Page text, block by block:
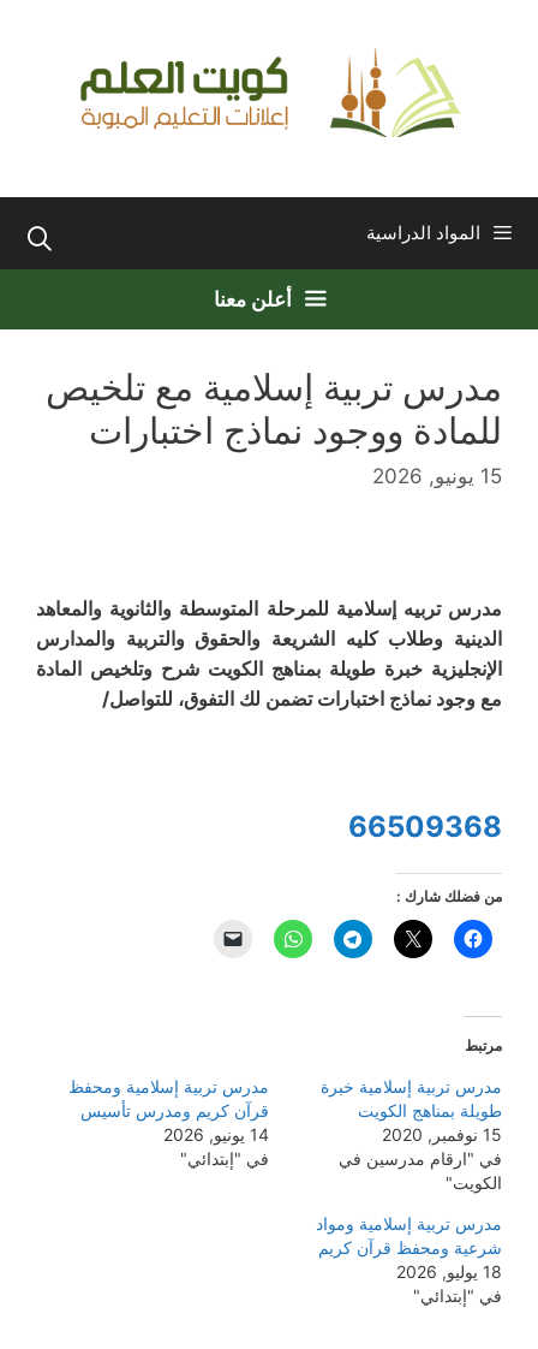
المواد الدراسية
أعلن معنا
مدرس تربية إسلامية مع تلخيص
للمادة ووجود نماذج اختبارات
15 يونيو, 2026
مدرس تربيه إسلامية للمرحلة المتوسطة والثانوية والمعاهد
الدينية وطلاب كليه الشريعة والحقوق والتربية والمدارس
الإنجليزية خبرة طويلة بمناهج الكويت شرح وتلخيص المادة
مع وجود نماذج اختبارات تضمن لك التفوق، للتواصل/
66509368
من فضلك شارك :
مرتبط
مدرس تربية إسلامية خبرة
طويلة بمناهج الكويت
15 نوفمبر, 2020
في "ارقام مدرسين في
الكويت"
مدرس تربية إسلامية ومحفظ
قرآن كريم ومدرس تأسيس
14 يونيو, 2026
في "إبتدائي"
مدرس تربية إسلامية ومواد
شرعية ومحفظ قرآن كريم
18 يوليو, 2026
في "إبتدائي"